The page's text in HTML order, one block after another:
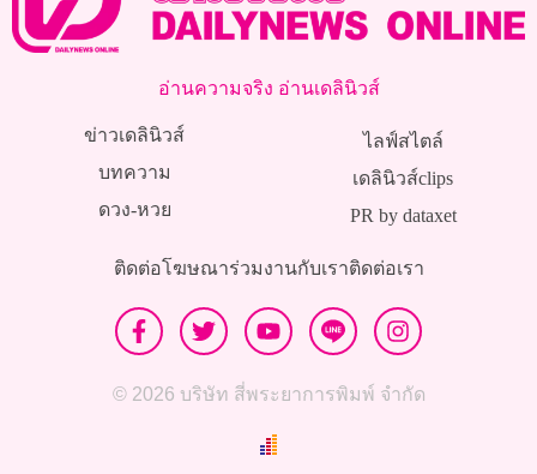
อ่านความจริง อ่านเดลินิวส์
ข่าวเดลินิวส์
บทความ
ดวง-หวย
ไลฟ์สไตล์
เดลินิวส์clips
PR by dataxet
ติดต่อโฆษณาร่วมงานกับเราติดต่อเรา
© 2026 บริษัท สี่พระยาการพิมพ์ จำกัด